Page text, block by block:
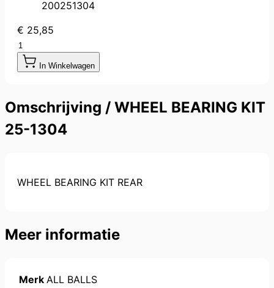
200251304
€ 25,85
Aantal
In Winkelwagen
Omschrijving / WHEEL BEARING KIT
25-1304
WHEEL BEARING KIT REAR
Meer informatie
Merk ALL BALLS